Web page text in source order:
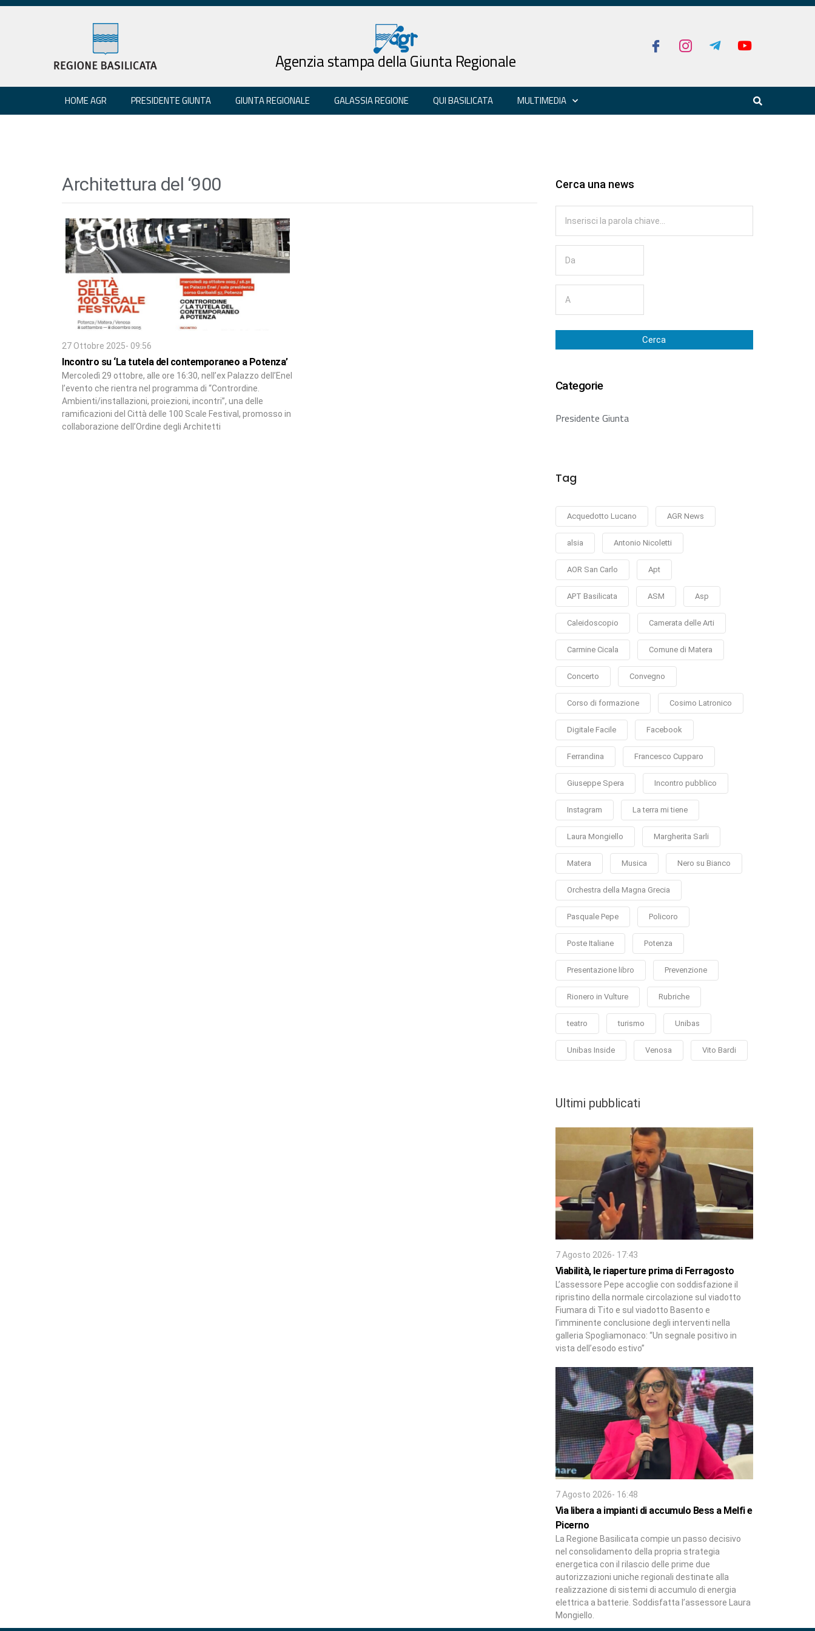
Agenzia stampa della Giunta Regionale
HOME AGR PRESIDENTE GIUNTA GIUNTA REGIONALE GALASSIA REGIONE QUI BASILICATA MULTIMEDIA
Architettura del ‘900
27 Ottobre 2025- 09:56
Incontro su ‘La tutela del contemporaneo a Potenza’
Mercoledì 29 ottobre, alle ore 16:30, nell’ex Palazzo dell’Enel
l’evento che rientra nel programma di “Contrordine.
Ambienti/installazioni, proiezioni, incontri”, una delle
ramificazioni del Città delle 100 Scale Festival, promosso in
collaborazione dell’Ordine degli Architetti
Cerca una news
Cerca
Categorie
Presidente Giunta
Tag
Acquedotto Lucano AGR News
alsia Antonio Nicoletti
AOR San Carlo Apt
APT Basilicata ASM Asp
Caleidoscopio Camerata delle Arti
Carmine Cicala Comune di Matera
Concerto Convegno
Corso di formazione Cosimo Latronico
Digitale Facile Facebook
Ferrandina Francesco Cupparo
Giuseppe Spera Incontro pubblico
Instagram La terra mi tiene
Laura Mongiello Margherita Sarli
Matera Musica Nero su Bianco
Orchestra della Magna Grecia
Pasquale Pepe Policoro
Poste Italiane Potenza
Presentazione libro Prevenzione
Rionero in Vulture Rubriche
teatro turismo Unibas
Unibas Inside Venosa Vito Bardi
Ultimi pubblicati
7 Agosto 2026- 17:43
Viabilità, le riaperture prima di Ferragosto
L’assessore Pepe accoglie con soddisfazione il
ripristino della normale circolazione sul viadotto
Fiumara di Tito e sul viadotto Basento e
l’imminente conclusione degli interventi nella
galleria Spogliamonaco: “Un segnale positivo in
vista dell’esodo estivo”
7 Agosto 2026- 16:48
Via libera a impianti di accumulo Bess a Melfi e
Picerno
La Regione Basilicata compie un passo decisivo
nel consolidamento della propria strategia
energetica con il rilascio delle prime due
autorizzazioni uniche regionali destinate alla
realizzazione di sistemi di accumulo di energia
elettrica a batterie. Soddisfatta l’assessore Laura
Mongiello.